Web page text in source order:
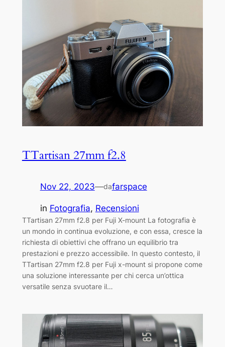
TTartisan 27mm f2.8
Nov 22, 2023—dafarspace
in Fotografia, Recensioni
TTartisan 27mm f2.8 per Fuji X-mount La fotografia è
un mondo in continua evoluzione, e con essa, cresce la
richiesta di obiettivi che offrano un equilibrio tra
prestazioni e prezzo accessibile. In questo contesto, il
TTartisan 27mm f2.8 per Fuji x-mount si propone come
una soluzione interessante per chi cerca un’ottica
versatile senza svuotare il…